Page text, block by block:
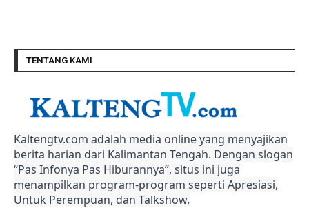
TENTANG KAMI
Kaltengtv.com adalah media online yang menyajikan
berita harian dari Kalimantan Tengah. Dengan slogan
“Pas Infonya Pas Hiburannya”, situs ini juga
menampilkan program-program seperti Apresiasi,
Untuk Perempuan, dan Talkshow.